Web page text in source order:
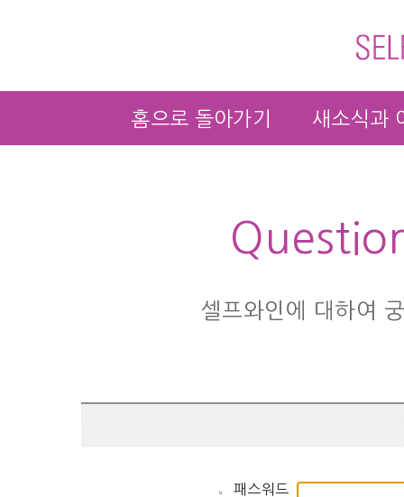
홈으로 돌아가기 새소식과
셀프와인에 대하여
패스워드